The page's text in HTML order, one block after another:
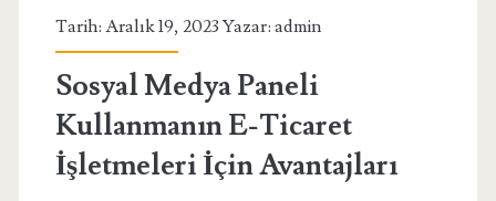
Detaylı
Bilgi
Tarih: Aralık 19, 2023 Yazar: admin
Sosyal Medya Paneli
Kullanmanın E-Ticaret
İşletmeleri İçin Avantajları